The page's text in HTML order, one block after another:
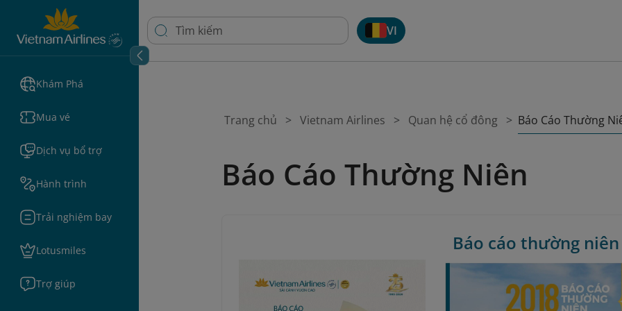
Khám Phá
Mua vé
Dịch vụ bổ trợ
Hành trình
Trải nghiệm bay
Lotusmiles
Trợ giúp
VI
Trang chủ Vietnam Airlines Quan hệ cổ đông Báo Cáo Thường
Báo Cáo Thường Niên
Báo cáo thường niên